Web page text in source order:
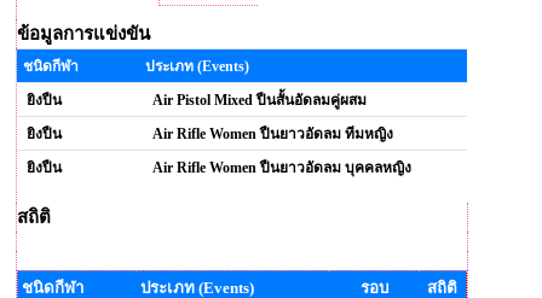
ข้อมูลการแข่งขัน
ชนิดกีฬา
ประเภท (Events)
ยิงปืน
Air Pistol Mixed ปืนสั้นอัดลมคู่ผสม
ยิงปืน
Air Rifle Women ปืนยาวอัดลม ทีมหญิง
ยิงปืน
Air Rifle Women ปืนยาวอัดลม บุคคลหญิง
สถิติ
ชนิดกีฬา ประเภท (Events) รอบ สถิติ